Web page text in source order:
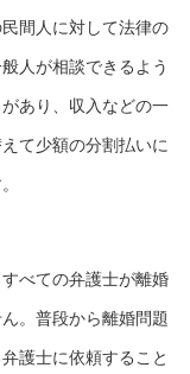
間人に対して法律の
人が相談できるよう
あり、収入などの一
て少額の分割払いに
べての弁護士が離婚
。普段から離婚問題
護士に依頼すること